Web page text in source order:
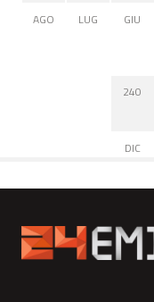
AGO
LUG GIU
240
DIC